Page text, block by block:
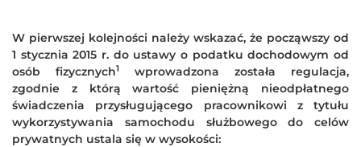
W pierwszej kolejności należy wskazać, że począwszy od
1 stycznia 2015 r. do ustawy o podatku dochodowym od
osób fizycznych1
wprowadzona została regulacja,
zgodnie z którą wartość pieniężną nieodpłatnego
świadczenia przysługującego pracownikowi z tytułu
wykorzystywania samochodu służbowego do celów
prywatnych ustala się w wysokości: